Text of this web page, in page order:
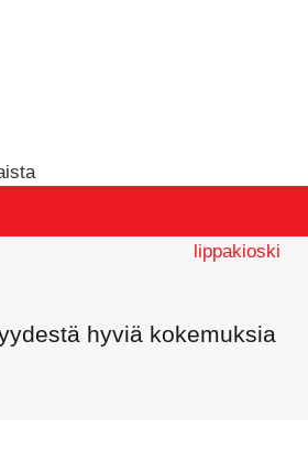
hyviä kokemuksia